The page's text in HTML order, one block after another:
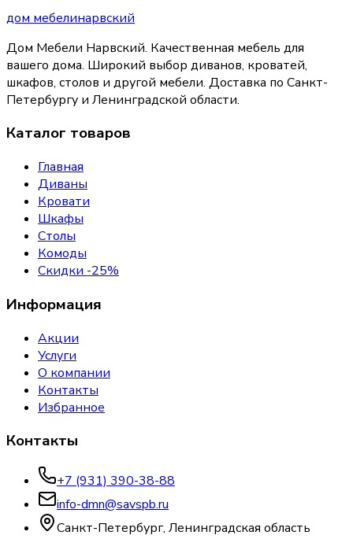
дом мебелинарвский
Дом Мебели Нарвский. Качественная мебель для
вашего дома. Широкий выбор диванов, кроватей,
шкафов, столов и другой мебели. Доставка по Санкт-
Петербургу и Ленинградской области.
Каталог товаров
Главная
Диваны
Кровати
Шкафы
Столы
Комоды
Скидки -25%
Информация
Акции
Услуги
О компании
Контакты
Избранное
Контакты
+7 (931) 390-38-88
info-dmn@savspb.ru
Санкт-Петербург, Ленинградская область